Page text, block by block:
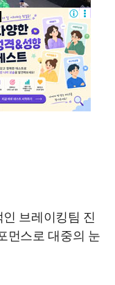
브레이킹팀 진
먼스로 대중의 눈